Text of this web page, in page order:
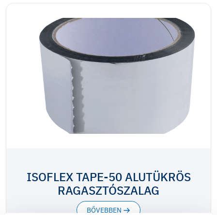
ISOFLEX TAPE-50 ALUTÜKRÖS
RAGASZTÓSZALAG
BŐVEBBEN